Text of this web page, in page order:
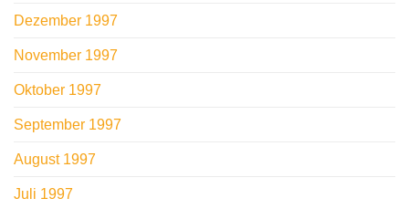
Dezember 1997
November 1997
Oktober 1997
September 1997
August 1997
Juli 1997